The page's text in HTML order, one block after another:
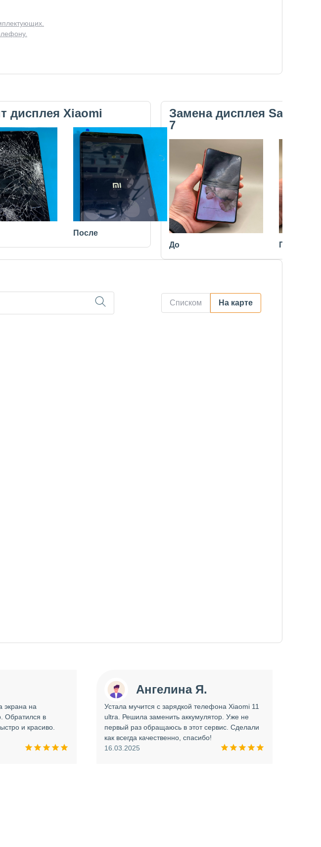
дисплея Xiaomi
После
Замена дисплея
7
До После
Списком На карте
экрана на
Обратился в
и красиво.
Ангелина Я.
Устала мучится с зарядкой телефона Xiaomi 11
ultra. Решила заменить аккумулятор. Уже не
первый раз обращаюсь в этот сервис. Сделали
как всегда качественно, спасибо!
16.03.2025